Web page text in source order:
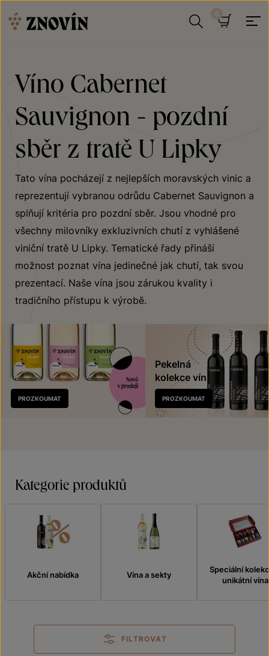
Víno Cabernet
Sauvignon - pozdní
sběr z tratě U Lipky
Tato vína pocházejí z nejlepších moravských vinic a
reprezentují vybranou odrůdu Cabernet Sauvignon a
splňují kritéria pro pozdní sběr. Jsou vhodné pro
všechny milovníky exkluzivních chutí z vyhlášené
viniční tratě U Lipky. Tematické řady přináší
možnost poznat vína jedinečné jak chutí, tak svou
prezentací. Naše vína jsou zárukou kvality i
tradičního přístupu k výrobě.
Nově
v prodeji
PROZKOUMAT
Pekelná
kolekce vín
PROZKOUMAT
Kategorie produktů
Akční nabídka Vína a sekty
Speciální
unikátní vína
FILTROVAT